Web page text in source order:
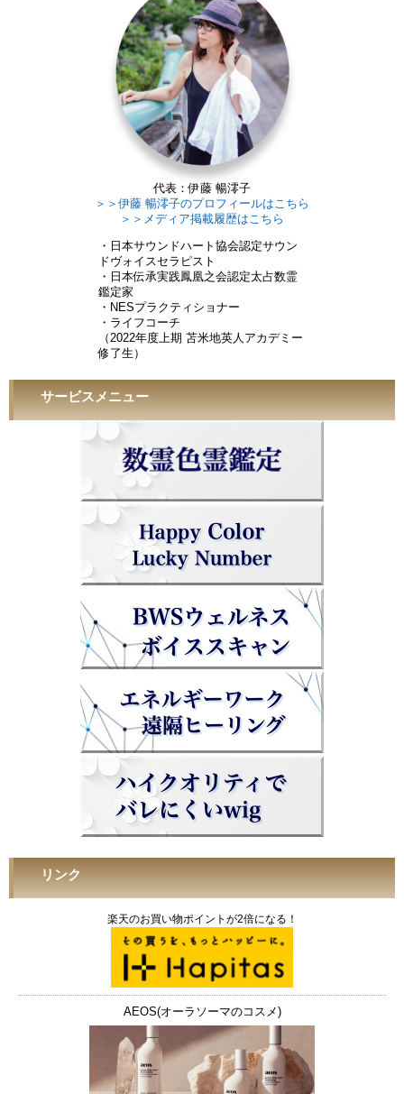
代表：伊藤 暢澪子
＞＞伊藤 暢澪子のプロフィールはこちら
＞＞メディア掲載履歴はこちら
・日本サウンドハート協会認定サウン
ドヴォイスセラピスト
・日本伝承実践鳳凰之会認定太占数霊
鑑定家
・NESプラクティショナー
・ライフコーチ
（2022年度上期 苫米地英人アカデミー
修了生）
サービスメニュー
リンク
楽天のお買い物ポイントが2倍になる！
AEOS(オーラソーマのコスメ)